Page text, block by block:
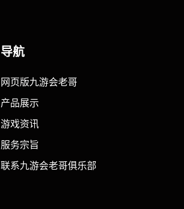
导航
网页版九游会老哥
产品展示
游戏资讯
服务宗旨
联系九游会老哥俱乐部